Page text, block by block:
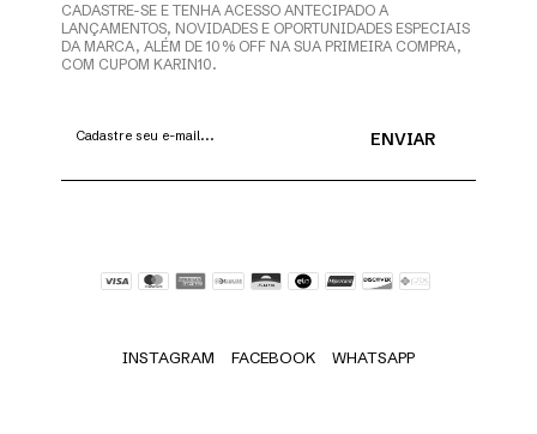
CADASTRE-SE E TENHA ACESSO ANTECIPADO A
LANÇAMENTOS, NOVIDADES E OPORTUNIDADES ESPECIAIS
DA MARCA, ALÉM DE 10% OFF NA SUA PRIMEIRA COMPRA,
COM CUPOM KARIN10.
INSTAGRAM FACEBOOK WHATSAPP